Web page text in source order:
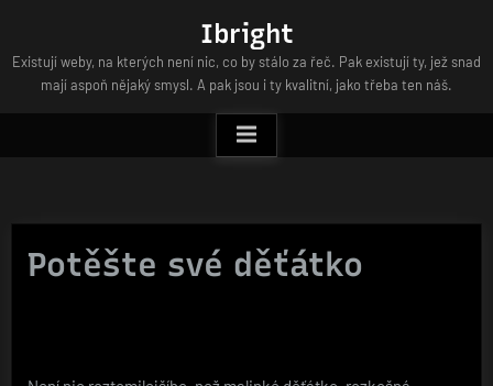
content
Ibright
Existují weby, na kterých není nic, co by stálo za řeč. Pak existují ty, jež snad
mají aspoň nějaký smysl. A pak jsou i ty kvalitní, jako třeba ten náš.
Potěšte své děťátko